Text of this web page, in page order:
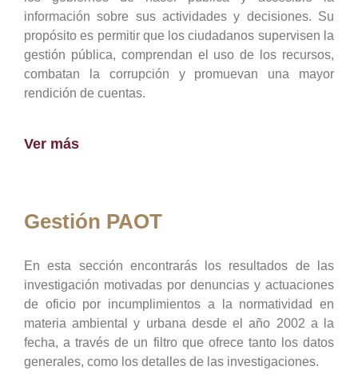
información sobre sus actividades y decisiones. Su
propósito es permitir que los ciudadanos supervisen la
gestión pública, comprendan el uso de los recursos,
combatan la corrupción y promuevan una mayor
rendición de cuentas.
Ver más
Gestión PAOT
En esta sección encontrarás los resultados de las
investigación motivadas por denuncias y actuaciones
de oficio por incumplimientos a la normatividad en
materia ambiental y urbana desde el año 2002 a la
fecha, a través de un filtro que ofrece tanto los datos
generales, como los detalles de las investigaciones.